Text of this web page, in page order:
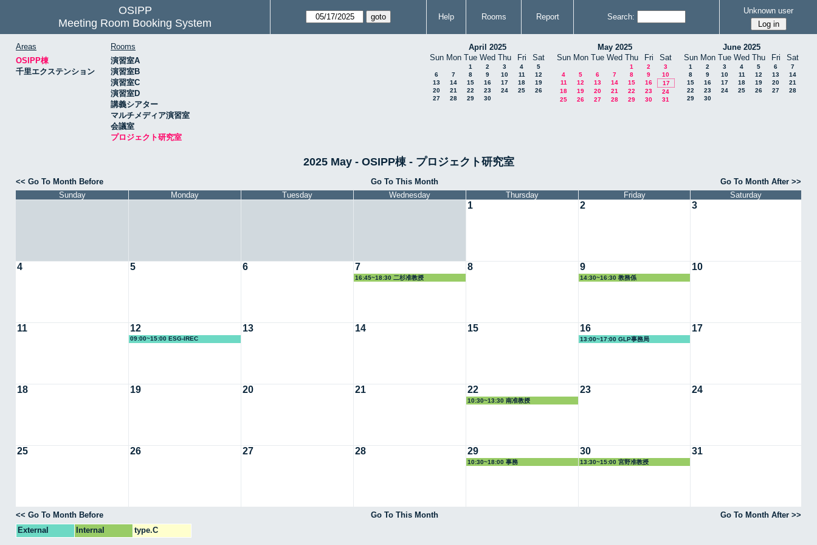
OSIPP
Meeting Room Booking System
Help Rooms Report Search:
Unknown user
Areas
OSIPP棟
千里エクステンション
Rooms
演習室A
演習室B
演習室C
演習室D
講義シアター
マルチメディア演習室
会議室
プロジェクト研究室
April 2025
Sun Mon Tue Wed Thu Fri Sat
1 2 3 4
5
6
7 8 9 10 11
12
13
14 15 16 17 18
19
20
21 22 23 24 25
26
27
28 29 30
May 2025
Sun Mon Tue Wed Thu Fri Sat
1 2
3
4
5 6 7 8 9
10
11
12 13 14 15 16
17
18
19 20 21 22 23
24
25
26 27 28 29 30 31
June 2025
Sun Mon Tue Wed Thu Fri Sat
1 2 3 4 5 6
7
8
9 10 11 12 13
14
15
16 17 18 19 20
21
22
23 24 25 26 27
28
29
30
2025 May - OSIPP棟 - プロジェクト研究室
<< Go To Month Before Go To This Month
Go To Month After >>
Sunday
Monday Tuesday Wednesday Thursday Friday Saturday
1 2 3
4 5 6 7
16:45~18:30 二杉准教授
8 9
14:30~16:30 教務係
10
11 12
09:00~15:00 ESG-IREC
13 14 15 16
13:00~17:00 GLP事務局
17
18 19 20 21 22
10:30~13:30 南准教授
23 24
25 26 27 28 29
10:30~18:00 事務
30
13:30~15:00 宮野准教授
31
<< Go To Month Before Go To This Month
Go To Month After >>
External
Internal type.C